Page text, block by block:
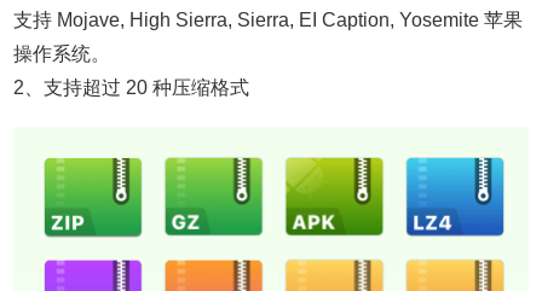
支持 Mojave, High Sierra, Sierra, EI Caption, Yosemite 苹果
操作系统。
2、支持超过 20 种压缩格式